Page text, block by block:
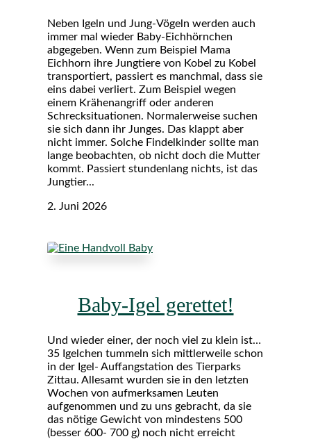
Neben Igeln und Jung-Vögeln werden auch
immer mal wieder Baby-Eichhörnchen
abgegeben. Wenn zum Beispiel Mama
Eichhorn ihre Jungtiere von Kobel zu Kobel
transportiert, passiert es manchmal, dass sie
eins dabei verliert. Zum Beispiel wegen
einem Krähenangriff oder anderen
Schrecksituationen. Normalerweise suchen
sie sich dann ihr Junges. Das klappt aber
nicht immer. Solche Findelkinder sollte man
lange beobachten, ob nicht doch die Mutter
kommt. Passiert stundenlang nichts, ist das
Jungtier...
2. Juni 2026
Baby-Igel gerettet!
Und wieder einer, der noch viel zu klein ist…
35 Igelchen tummeln sich mittlerweile schon
in der Igel- Auffangstation des Tierparks
Zittau. Allesamt wurden sie in den letzten
Wochen von aufmerksamen Leuten
aufgenommen und zu uns gebracht, da sie
das nötige Gewicht von mindestens 500
(besser 600- 700 g) noch nicht erreicht